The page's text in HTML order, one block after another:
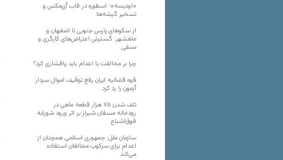
«اودیسه»؛ اسطوره در قاب آی‌مکس و
تسخیر گیشه‌ها
از سکوهای پارس جنوبی تا اصفهان و
ماهشهر؛ گسترش اعتراض‌های کارگری و
صنفی
چرا بر مخالفت با اعدام باید پافشاری کرد؟
قوه قضائیه ایران رفع توقیف اموال سردار
آزمون را رد کرد
تلف شدن ۷۵ هزار قطعه ماهی در
رودخانه مسقان شیراز بر اثر ورود شورابه
فوق‌اشباع
سازمان ملل: جمهوری اسلامی همچنان از
اعدام برای سرکوب مخالفان استفاده
می‌کند